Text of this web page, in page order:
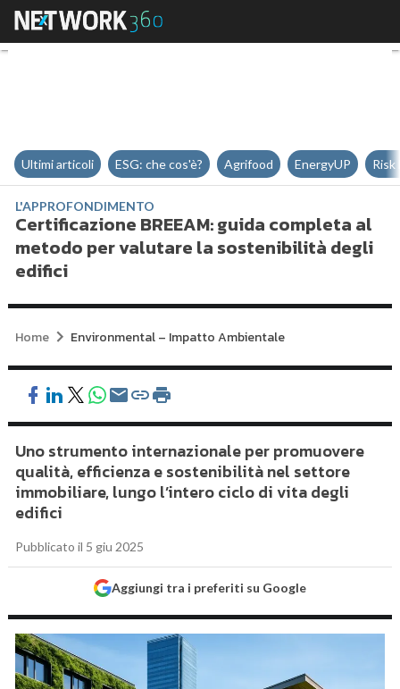
Certificazione BREEAM: guida
Ultimi articoli ESG: che cos'è? Agrifood EnergyUP Risk
L'APPROFONDIMENTO
Certificazione BREEAM: guida completa al
metodo per valutare la sostenibilità degli
edifici
Home Environmental – Impatto Ambientale
Uno strumento internazionale per promuovere
qualità, efficienza e sostenibilità nel settore
immobiliare, lungo l’intero ciclo di vita degli
edifici
Pubblicato il 5 giu 2025
Aggiungi tra i preferiti su Google